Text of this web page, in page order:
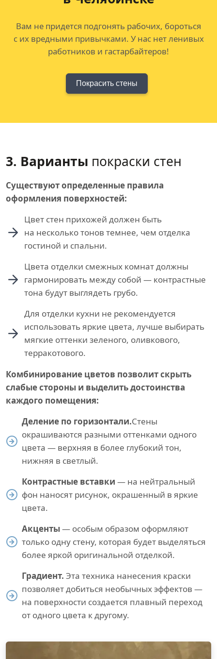
Вам не придется подгонять рабочих, бороться
с их вредными привычками. У нас нет ленивых
работников и гастарбайтеров!
Покрасить стены
3. Варианты покраски стен
Существуют определенные правила
оформления поверхностей:
Цвет стен прихожей должен быть
на несколько тонов темнее, чем отделка
гостиной и спальни.
Цвета отделки смежных комнат должны
гармонировать между собой — контрастные
тона будут выглядеть грубо.
Для отделки кухни не рекомендуется
использовать яркие цвета, лучше выбирать
мягкие оттенки зеленого, оливкового,
терракотового.
Комбинирование цветов позволит скрыть
слабые стороны и выделить достоинства
каждого помещения:
Деление по горизонтали.Стены
окрашиваются разными оттенками одного
цвета — верхняя в более глубокий тон,
нижняя в светлый.
Контрастные вставки — на нейтральный
фон наносят рисунок, окрашенный в яркие
цвета.
Акценты — особым образом оформляют
только одну стену, которая будет выделяться
более яркой оригинальной отделкой.
Градиент. Эта техника нанесения краски
позволяет добиться необычных эффектов —
на поверхности создается плавный переход
от одного цвета к другому.